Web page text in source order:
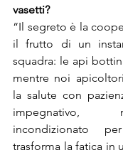
vasetti?
“Il segreto è la
il frutto di un
squadra: le api
mentre noi
la salute con
impegnativo,
incondizionato
trasforma la fatica in